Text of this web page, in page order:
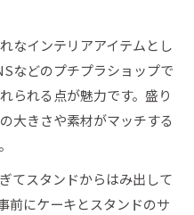
なインテリアアイテムとし
などのプチプラショップで
られる点が魅力です。盛り
大きさや素材がマッチする
てスタンドからはみ出して
前にケーキとスタンドのサ